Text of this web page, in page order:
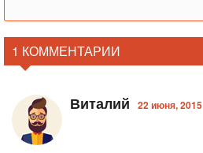
1 КОММЕНТАРИИ
Виталий 22 июня, 2015